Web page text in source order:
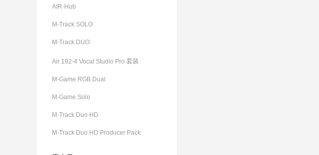
AIR-Hub
M-Track SOLO
M-Track DUO
Air 192-4 Vocal Studio Pro 套装
M-Game RGB Dual
M-Game Solo
M-Track Duo HD
M-Track Duo HD Producer Pack